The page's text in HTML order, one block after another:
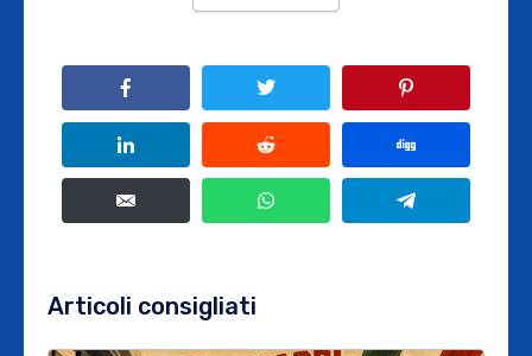
Articoli consigliati